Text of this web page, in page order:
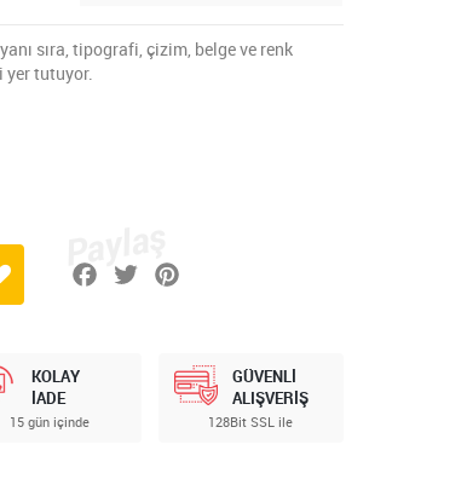
sıra, tipografi, çizim, belge ve renk
yer tutuyor.
KOLAY
İADE
15 gün içinde
GÜVENLİ
ALIŞVERİŞ
128Bit SSL ile